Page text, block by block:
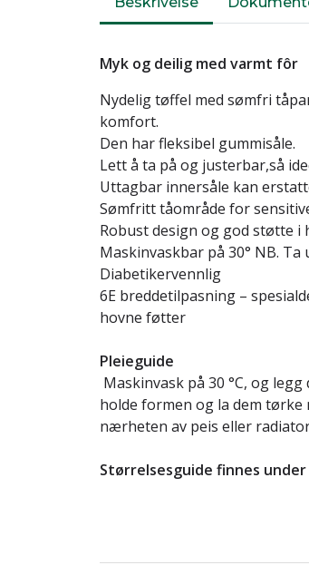
Myk og deilig med varmt fôr
Nydelig tøffel med sømfri
komfort.
Den har fleksibel gummisåle.
Lett å ta på og justerbar,så
Uttagbar innersåle kan
Sømfritt tåområde for
Robust design og god støtte
Maskinvaskbar på 30° NB.
Diabetikervennlig
6E breddetilpasning –
hovne føtter
Pleieguide
Maskinvask på 30 °C, og
holde formen og la dem
nærheten av peis eller
Størrelsesguide finnes